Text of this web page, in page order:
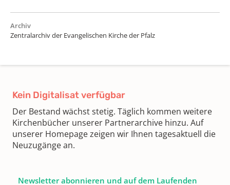
Archiv
Zentralarchiv der Evangelischen Kirche der Pfalz
Kein Digitalisat verfügbar
Der Bestand wächst stetig. Täglich kommen weitere
Kirchenbücher unserer Partnerarchive hinzu. Auf
unserer Homepage zeigen wir Ihnen tagesaktuell die
Neuzugänge an.
Newsletter abonnieren und auf dem Laufenden